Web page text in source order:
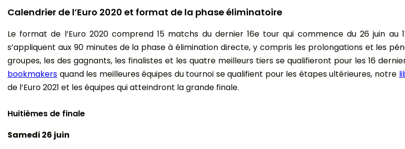
Calendrier de l’Euro 2020 et format de la phase éliminatoire
Le format de l’Euro 2020 comprend 15 matchs du dernier 16e tour qui commence du 26 juin
s’appliquent aux 90 minutes de la phase à élimination directe, y compris les prolongations et les
groupes, les des gagnants, les finalistes et les quatre meilleurs tiers se qualifieront pour les 16
bookmakers quand les meilleures équipes du tournoi se qualifient pour les étapes ultérieures, notre
de l’Euro 2021 et les équipes qui atteindront la grande finale.
Huitièmes de finale
Samedi 26 juin